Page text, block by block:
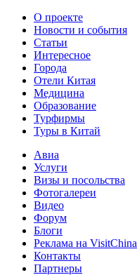
О проекте
Новости и события
Статьи
Интересное
Города
Отели Китая
Медицина
Образование
Турфирмы
Туры в Китай
Авиа
Услуги
Визы и посольства
Фотогалереи
Видео
Форум
Блоги
Реклама на VisitChina
Контакты
Партнеры